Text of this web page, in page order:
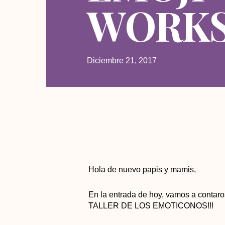
Diciembre 21, 2017
Hola de nuevo papis y mamis,
En la entrada de hoy, vamos a
TALLER DE LOS EMOTICONOS!!!